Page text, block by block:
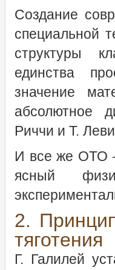
Создание
специальной
структуры
единства
значение
абсолютное
Риччи и Т.
И все же ОТО
ясный
2.
тяготения
Г. Галилей